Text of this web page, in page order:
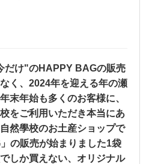
だけ"のHAPPY BAGの販売
く、2024年を迎える年の瀬
末年始も多くのお客様に、
をご利用いただき本当にあ
然學校のお土産ショップで
の販売が始まりました️1袋
しか買えない、オリジナル